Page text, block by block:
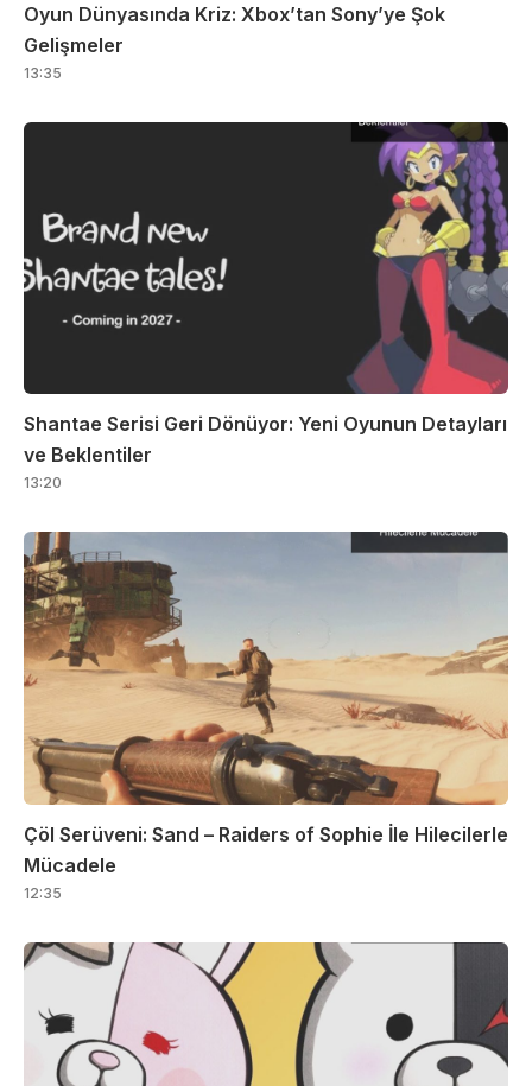
Oyun Dünyasında Kriz: Xbox’tan Sony’ye Şok
Gelişmeler
13:35
Shantae Serisi Geri Dönüyor: Yeni Oyunun Detayları
ve Beklentiler
13:20
Çöl Serüveni: Sand – Raiders of Sophie İle Hilecilerle
Mücadele
12:35